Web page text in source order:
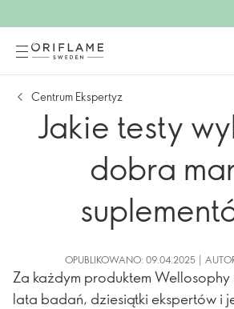
Centrum Ekspertyz
Jakie testy
dobra
OPUBLIKOWANO: 09.04.2025 |
Za każdym produktem
lata badań, dziesiątki ekspertów i